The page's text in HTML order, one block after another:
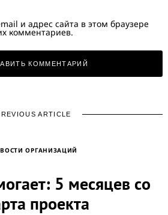
и адрес сайта в этом браузере
комментариев.
ARTICLE
ОРГАНИЗАЦИЙ
5 месяцев со
проекта